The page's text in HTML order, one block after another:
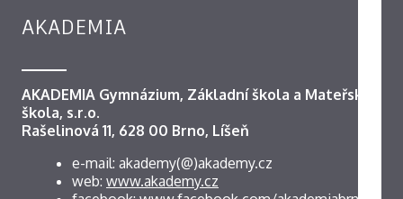
AKADEMIA
AKADEMIA Gymnázium, Základní škola a Mateřská
škola, s.r.o.
Rašelinová 11, 628 00 Brno, Líšeň
e-mail: akademy(@)akademy.cz
web: www.akademy.cz